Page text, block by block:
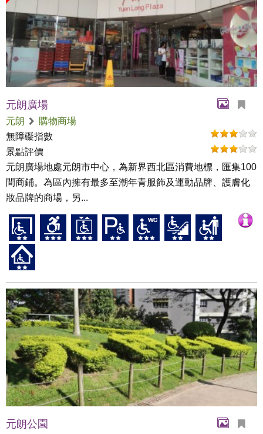
元朗廣場
元朗
購物商場
無障礙指數
景點評價
元朗廣場地處元朗市中心，為新界西北區消費地標，匯集100
間商鋪。為區內擁有最多至潮年青服飾及運動品牌、護膚化
妝品牌的商場，另...
元朗公園